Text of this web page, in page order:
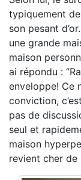
typiquement
son pesant
une grande
maison
ai répondu :
enveloppe! Ce
conviction,
pas de
seul et
maison
revient cher de